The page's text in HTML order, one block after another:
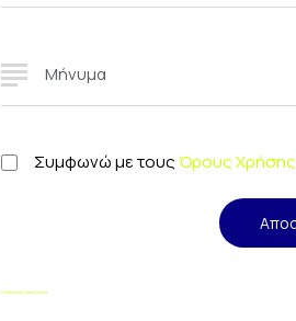
Μήνυμα
Συμφωνώ με τουςΌρους Χρήσης
Protected by Spam Master